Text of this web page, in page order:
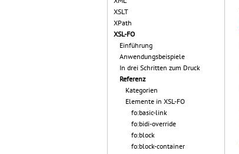
XSLT
XPath
XSL-FO
Einführung
Anwendungsbeispiele
In drei Schritten zum Druck
Referenz
Kategorien
Elemente in XSL-FO
fo:basic-link
fo:bidi-override
fo:block
fo:block-container